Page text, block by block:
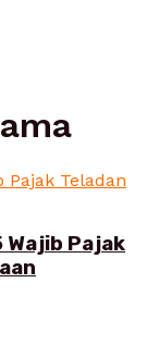
Wajib Pajak